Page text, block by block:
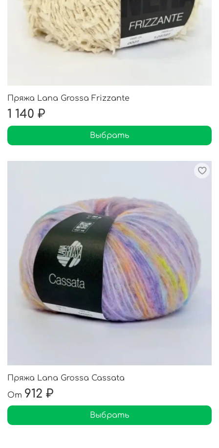
Пряжа Lana Grossa Frizzante
1 140 ₽
Выбрать
Пряжа Lana Grossa Cassata
От 912 ₽
Выбрать